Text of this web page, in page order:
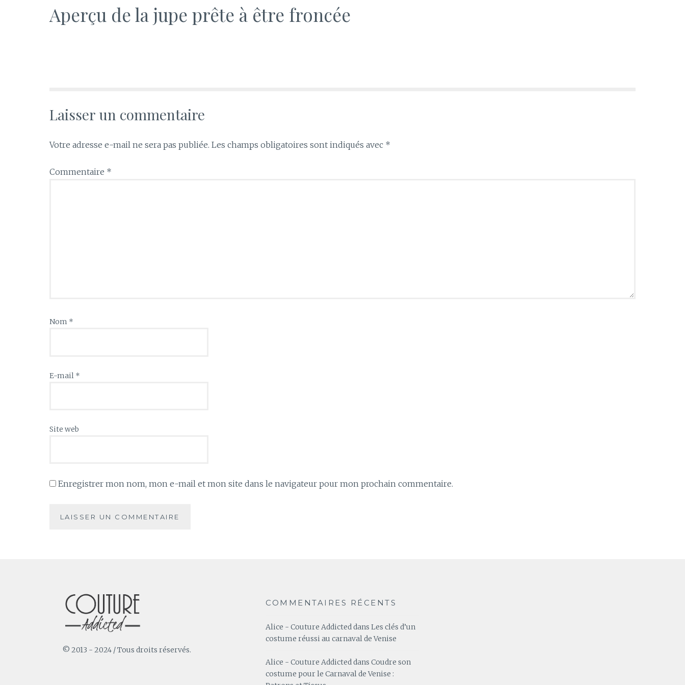
Aperçu de la jupe prête à être froncée
Laisser un commentaire
Votre adresse e-mail ne sera pas publiée. Les champs obligatoires sont indiqués avec *
Commentaire *
Nom *
E-mail *
Site web
Enregistrer mon nom, mon e-mail et mon site dans le navigateur pour mon prochain commentaire.
© 2013 - 2024 / Tous droits réservés.
COMMENTAIRES RÉCENTS
Alice - Couture Addicteddans Les clés d’un
costume réussi au carnaval de Venise
Alice - Couture Addicteddans Coudre son
costume pour le Carnaval de Venise :